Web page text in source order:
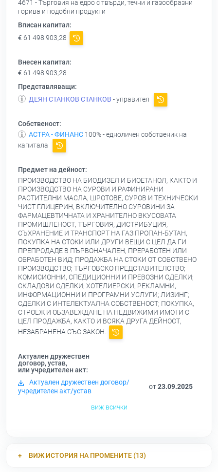
4671 - Търговия на едро с твърди, течни и газообразни
горива и подобни продукти
Вписан капитал:
€ 61 498 903,28
Внесен капитал:
€ 61 498 903,28
Представляващи:
ДЕЯН СТАНКОВ СТАНКОВ - управител
Собственост:
АСТРА - ФИНАНС 100% - едноличен собственик на
капитала
Предмет на дейност:
ПРОИЗВОДСТВО НА БИОДИЗЕЛ И БИОЕТАНОЛ, КАКТО И
ПРОИЗВОДСТВО НА СУРОВИ И РАФИНИРАНИ
РАСТИТЕЛНИ МАСЛА, ШРОТОВЕ, СУРОВ И ТЕХНИЧЕСКИ
ЧИСТ ГЛИЦЕРИН, ВКЛЮЧИТЕЛНО СУРОВИНИ ЗА
ФАРМАЦЕВТИЧНАТА И ХРАНИТЕЛНО ВКУСОВАТА
ПРОМИШЛЕНОСТ, ТЪРГОВИЯ, ДИСТРИБУЦИЯ,
СЪХРАНЕНИЕ И ТРАНСПОРТ НА ГАЗ ПРОПАН-БУТАН,
ПОКУПКА НА СТОКИ ИЛИ ДРУГИ ВЕЩИ С ЦЕЛ ДА ГИ
ПРЕПРОДАДЕ В ПЪРВОНАЧАЛЕН, ПРЕРАБОТЕН ИЛИ
ОБРАБОТЕН ВИД; ПРОДАЖБА НА СТОКИ ОТ СОБСТВЕНО
ПРОИЗВОДСТВО; ТЪРГОВСКО ПРЕДСТАВИТЕЛСТВО;
КОМИСИОННИ, СПЕДИЦИОННИ И ПРЕВОЗНИ СДЕЛКИ;
СКЛАДОВИ СДЕЛКИ; ХОТЕЛИЕРСКИ, РЕКЛАМНИ,
ИНФОРМАЦИОННИ И ПРОГРАМНИ УСЛУГИ; ЛИЗИНГ;
СДЕЛКИ С ИНТЕЛЕКТУАЛНА СОБСТВЕНОСТ; ПОКУПКА,
СТРОЕЖ И ОБЗАВЕЖДАНЕ НА НЕДВИЖИМИ ИМОТИ С
ЦЕЛ ПРОДАЖБА, КАКТО И ВСЯКА ДРУГА ДЕЙНОСТ,
НЕЗАБРАНЕНА СЪС ЗАКОН.
Актуален дружествен
договор, устав,
или учредителен акт:
Актуален дружествен договор/
учредителен акт/устав
от23.09.2025
виж всички
ВИЖ ИСТОРИЯ НА ПРОМЕНИТЕ (13)